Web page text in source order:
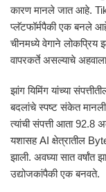
कारण मानले जात आहे.
प्लॅटफॉर्मपैकी एक बनले
चीनमध्ये वेगाने लोकप्रिय
वापरकर्ते असल्याचे
झांग यिमिंग यांच्या
बदलांचे स्पष्ट संकेत
त्यांची संपत्ती आता 92.8
यशासह AI क्षेत्रातील
झाली. अवघ्या सात वर्षांत
उद्योजकांपैकी एक बनवते.